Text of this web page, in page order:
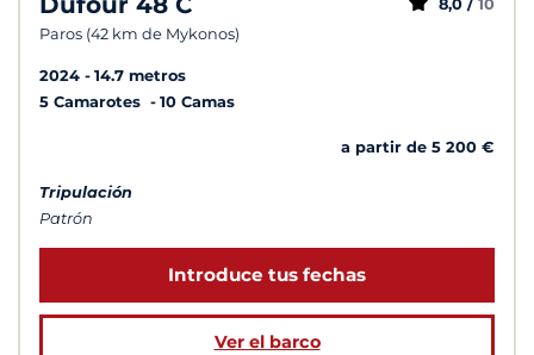
Paros (42 km de Mykonos)
8,0 / 10
2024
14.7 metros
5 Camarotes
10 Camas
a partir de 5 200 €
Tripulación
Patrón
Introduce tus fechas
Ver el barco